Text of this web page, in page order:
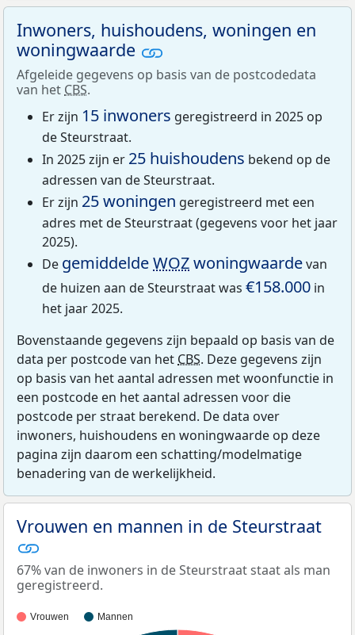
Inwoners, huishoudens, woningen en
woningwaarde
Afgeleide gegevens op basis van de postcodedata
van het CBS.
Er zijn 15 inwoners geregistreerd in 2025 op
de Steurstraat.
In 2025 zijn er 25 huishoudens bekend op de
adressen van de Steurstraat.
Er zijn 25 woningen geregistreerd met een
adres met de Steurstraat (gegevens voor het jaar
2025).
De gemiddeldeWOZwoningwaardevan
de huizen aan de Steurstraat was €158.000 in
het jaar 2025.
Bovenstaande gegevens zijn bepaald op basis van de
data per postcode van het CBS. Deze gegevens zijn
op basis van het aantal adressen met woonfunctie in
een postcode en het aantal adressen voor die
postcode per straat berekend. De data over
inwoners, huishoudens en woningwaarde op deze
pagina zijn daarom een schatting/modelmatige
benadering van de werkelijkheid.
Vrouwen en mannen in de Steurstraat
67% van de inwoners in de Steurstraat staat als man
geregistreerd.
Vrouwen Mannen